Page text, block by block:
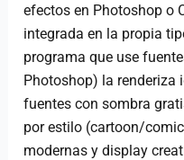
efectos en Photoshop o
integrada en la propia
programa que use
Photoshop) la renderiza
fuentes con sombra
por estilo (cartoon/
modernas y display